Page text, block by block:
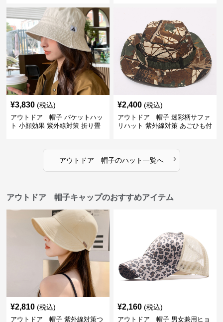
¥3,830 (税込)
アウトドア 帽子 バケットハッ
ト 小顔効果 紫外線対策 折り畳
¥2,400 (税込)
アウトドア 帽子 迷彩柄サファ
リハット 紫外線対策 あごひも付
アウトドア 帽子のハット一覧へ ›
アウトドア 帽子キャップのおすすめアイテム
¥2,810 (税込)
アウトドア 帽子 紫外線対策つ
¥2,160 (税込)
アウトドア 帽子 男女兼用ヒョ